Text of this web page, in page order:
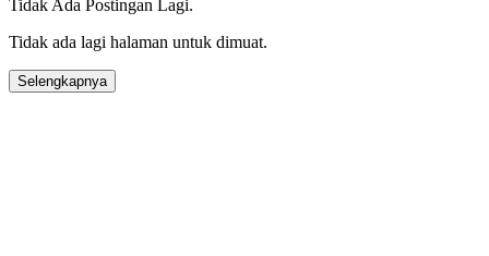
Tidak Ada Postingan Lagi.
Tidak ada lagi halaman untuk dimuat.
Selengkapnya